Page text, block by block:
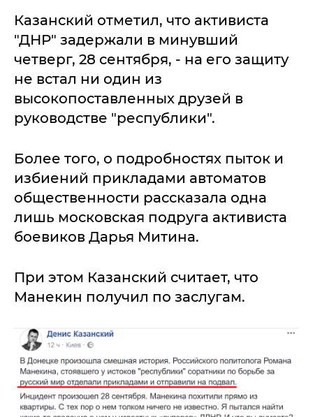
Казанский отметил, что активиста
"ДНР" задержали в минувший
четверг, 28 сентября, - на его защиту
не встал ни один из
высокопоставленных друзей в
руководстве "республики".
Более того, о подробностях пыток и
избиений прикладами автоматов
общественности рассказала одна
лишь московская подруга активиста
боевиков Дарья Митина.
При этом Казанский считает, что
Манекин получил по заслугам.